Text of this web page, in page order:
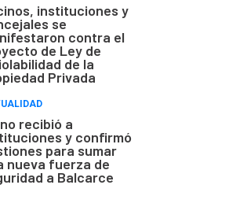
instituciones y
se
contra el
de Ley de
de la
Privada
recibió a
y confirmó
para sumar
nueva fuerza de
a Balcarce